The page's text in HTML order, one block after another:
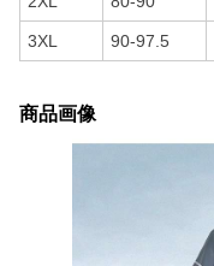
3XL 90-97.5
商品画像